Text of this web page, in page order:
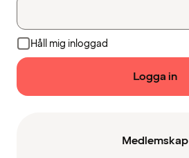
Håll mig inloggad
Logga in
Medlemskap